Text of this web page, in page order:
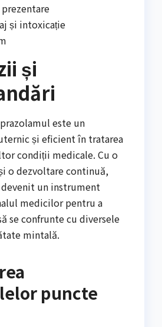
și intoxicație
și
este un
și eficient în tratarea
condiții medicale. Cu o
o dezvoltare continuă,
un instrument
medicilor pentru a
se confrunte cu diversele
mintală.
puncte